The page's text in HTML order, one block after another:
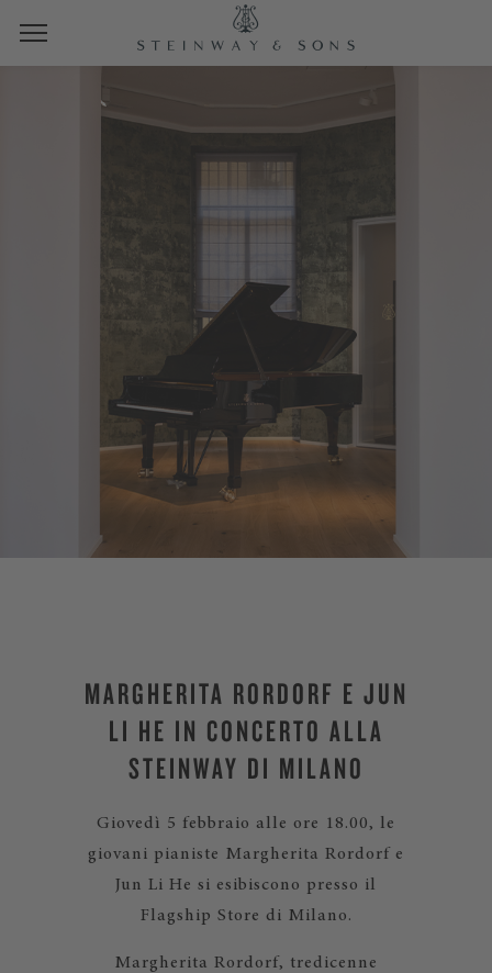
MARGHERITA RORDORF E JUN
LI HE IN CONCERTO ALLA
STEINWAY DI MILANO
Giovedì 5 febbraio alle ore 18.00, le
giovani pianiste Margherita Rordorf e
Jun Li He si esibiscono presso il
Flagship Store di Milano.
Margherita Rordorf, tredicenne